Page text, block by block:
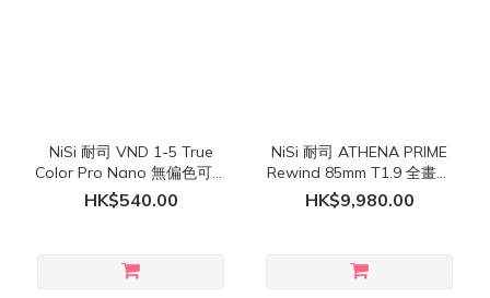
NiSi 耐司 VND 1-5 True
Color Pro Nano 無偏色可調
減光濾鏡 ( Canon
PowerShot V1 專用 )
HK$540.00
NiSi 耐司 ATHENA PRIME
Rewind 85mm T1.9 全畫幅
電影鏡頭 ( PL Mount )
HK$9,980.00